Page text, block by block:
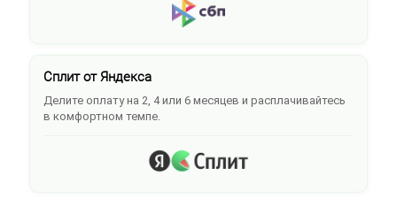
Сплит от Яндекса
Делите оплату на 2, 4 или 6 месяцев и расплачивайтесь
в комфортном темпе.